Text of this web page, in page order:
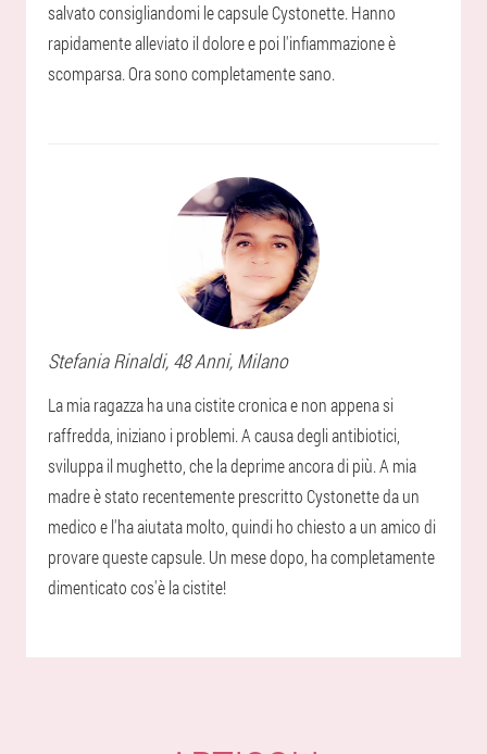
salvato consigliandomi le capsule Cystonette. Hanno
rapidamente alleviato il dolore e poi l'infiammazione è
scomparsa. Ora sono completamente sano.
Stefania Rinaldi, 48 Anni, Milano
La mia ragazza ha una cistite cronica e non appena si
raffredda, iniziano i problemi. A causa degli antibiotici,
sviluppa il mughetto, che la deprime ancora di più. A mia
madre è stato recentemente prescritto Cystonette da un
medico e l'ha aiutata molto, quindi ho chiesto a un amico di
provare queste capsule. Un mese dopo, ha completamente
dimenticato cos'è la cistite!